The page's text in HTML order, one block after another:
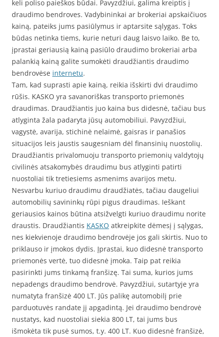
keli poliso paieškos būdai. Pavyzdžiui, galima kreiptis į
draudimo bendroves. Vadybininkai ar brokeriai apskaičiuos
kainą, pateiks jums pasiūlymus ir aptarsite sąlygas. Toks
būdas netinka tiems, kurie neturi daug laisvo laiko. Be to,
įprastai geriausią kainą pasiūlo draudimo brokeriai arba
palankią kainą galite sumokėti draudžiantis draudimo
bendrovėse internetu.
Tam, kad suprasti apie kainą, reikia išskirti dvi draudimo
rūšis. KASKO yra savanoriškas transporto priemonės
draudimas. Draudžiantis juo kaina bus didesnė, tačiau bus
atlyginta žala padaryta jūsų automobiliui. Pavyzdžiui,
vagystė, avarija, stichinė nelaimė, gaisras ir panašios
situacijos leis jaustis saugesniam dėl finansinių nuostolių.
Draudžiantis privalomuoju transporto priemonių valdytojų
civilinės atsakomybės draudimu bus atlyginti patirti
nuostoliai tik tretiesiems asmenims avarijos metu.
Nesvarbu kuriuo draudimu draudžiatės, tačiau daugeliui
automobilių savininkų rūpi pigus draudimas. Ieškant
geriausios kainos būtina atsižvelgti kuriuo draudimu norite
draustis. Draudžiantis KASKO atkreipkite dėmesį į sąlygas,
nes kiekvienoje draudimo bendrovėje jos gali skirtis. Nuo to
priklauso ir įmokos dydis. Įprastai, kuo didesnė transporto
priemonės vertė, tuo didesnė įmoka. Taip pat reikia
pasirinkti jums tinkamą franšizę. Tai suma, kurios jums
nepadengs draudimo bendrovė. Pavyzdžiui, sutartyje yra
numatyta franšizė 400 LT. Jūs palikę automobilį prie
parduotuvės randate jį apgadintą. Jei draudimo bendrovė
nustatys, kad nuostoliai siekia 800 LT, tai jums bus
išmokėta tik pusė sumos, t.y. 400 LT. Kuo didesnė franšizė,